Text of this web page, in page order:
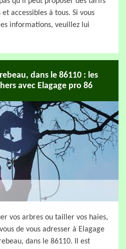
accessibles à tous. Si vous
informations, veuillez lui
dans le 86110 : les
avec Elagage pro 86
vos arbres ou tailler vos haies,
de vous adresser à Elagage
dans le 86110. Il est